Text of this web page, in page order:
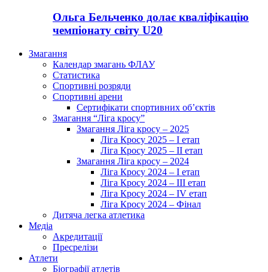
Ольга Бельченко долає кваліфікацію
чемпіонату світу U20
Змагання
Календар змагань ФЛАУ
Статистика
Спортивні розряди
Спортивні арени
Сертифікати спортивних об’єктів
Змагання “Ліга кросу”
Змагання Ліга кросу – 2025
Ліга Кросу 2025 – I етап
Ліга Кросу 2025 – II етап
Змагання Ліга кросу – 2024
Ліга Кросу 2024 – I етап
Ліга Кросу 2024 – III етап
Ліга Кросу 2024 – IV етап
Ліга Кросу 2024 – Фінал
Дитяча легка атлетика
Медіа
Акредитації
Пресрелізи
Атлети
Біографії атлетів